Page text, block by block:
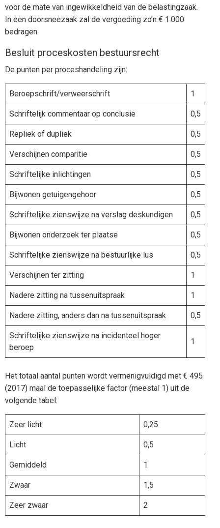
voor de mate van ingewikkeldheid van de belastingzaak.
In een doorsneezaak zal de vergoeding zo’n € 1.000
bedragen.
Besluit proceskosten bestuursrecht
De punten per proceshandeling zijn:
Beroepschrift/verweerschrift 1
Schriftelijk commentaar op conclusie 0,5
Repliek of dupliek 0,5
Verschijnen comparitie 0,5
Schriftelijke inlichtingen 0,5
Bijwonen getuigengehoor 0,5
Schriftelijke zienswijze na verslag deskundigen 0,5
Bijwonen onderzoek ter plaatse 0,5
Schriftelijke zienswijze na bestuurlijke lus 0,5
Verschijnen ter zitting 1
Nadere zitting na tussenuitspraak 1
Nadere zitting, anders dan na tussenuitspraak 0,5
Schriftelijke zienswijze na incidenteel hoger
beroep
1
Het totaal aantal punten wordt vermenigvuldigd met € 495
(2017) maal de toepasselijke factor (meestal 1) uit de
volgende tabel:
Zeer licht 0,25
Licht 0,5
Gemiddeld 1
Zwaar 1,5
Zeer zwaar 2